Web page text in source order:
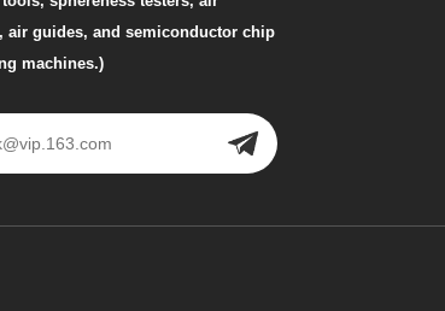
air guides, and semiconductor chip
machines.)